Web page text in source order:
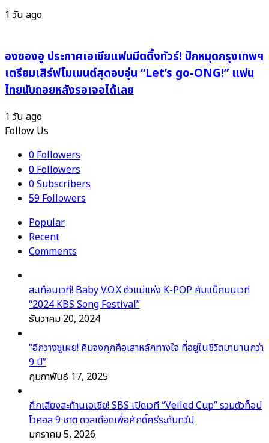
ล้วน
1 วัน ago
องซองอู ประกาศเอเชียแฟนมีตติ้งทัวร์! ปักหมุดกรุงเทพฯ
เตรียมเสิร์ฟโมเมนต์สุดอบอุ่น “Let’s go-ONG!” แฟน
ไทยนับถอยหลังรอเจอได้เลย
1 วัน ago
Follow Us
0Followers
0Followers
0Subscribers
59Followers
Popular
Recent
Comments
สะเทือนเวที! Baby V.O.X ตัวแม่แห่ง K-POP คัมแบ็กบนเวที
“2024 KBS Song Festival”
ธันวาคม 20, 2024
“อีกวางซูเผย! คิมจงกุกคือเสาหลักทางใจ ที่อยู่ในชีวิตมานานกว่า
9 ปี”
กุมภาพันธ์ 17, 2025
ศึกเสียงสะท้านเอเชีย! SBS เปิดเวที “Veiled Cup” รวมตัวท็อป
โวคอล 9 ชาติ ดวลเดือดเพื่อศักดิ์ศรีระดับทวีป
มกราคม 5, 2026